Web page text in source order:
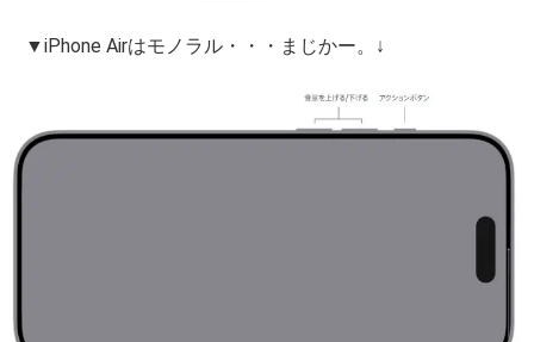
▼iPhone Airはモノラル・・・まじかー。↓